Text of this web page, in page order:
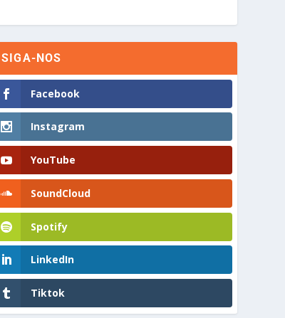
SIGA-NOS
Facebook
Instagram
YouTube
SoundCloud
Spotify
LinkedIn
Tiktok